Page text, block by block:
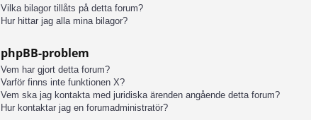
Vilka bilagor tillåts på detta forum?
Hur hittar jag alla mina bilagor?
phpBB-problem
Vem har gjort detta forum?
Varför finns inte funktionen X?
Vem ska jag kontakta med juridiska ärenden angående detta forum?
Hur kontaktar jag en forumadministratör?